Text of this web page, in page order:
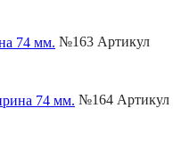
№163 Артикул
№164 Артикул